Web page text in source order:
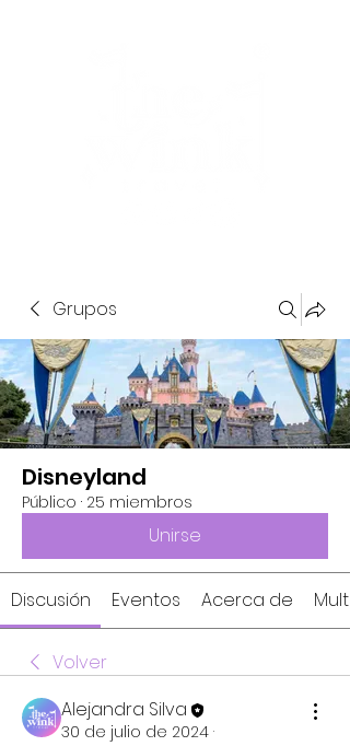
Grupos
Disneyland
Público · 25 miembros
Unirse
Discusión Eventos Acerca de
Volver
Alejandra Silva
30 de julio de 2024 ·